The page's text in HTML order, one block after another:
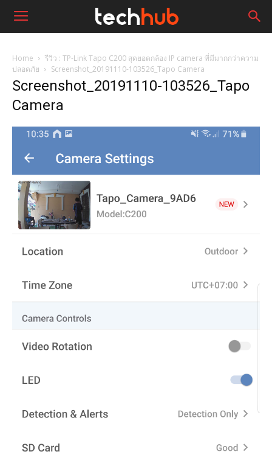
Home
รีวิว : TP-Link Tapo C200 สุดยอดกล้อง IP camera ที่มีมากกว่าความ
ปลอดภัย
Screenshot_20191110-103526_Tapo Camera
Screenshot_20191110-103526_Tapo
Camera